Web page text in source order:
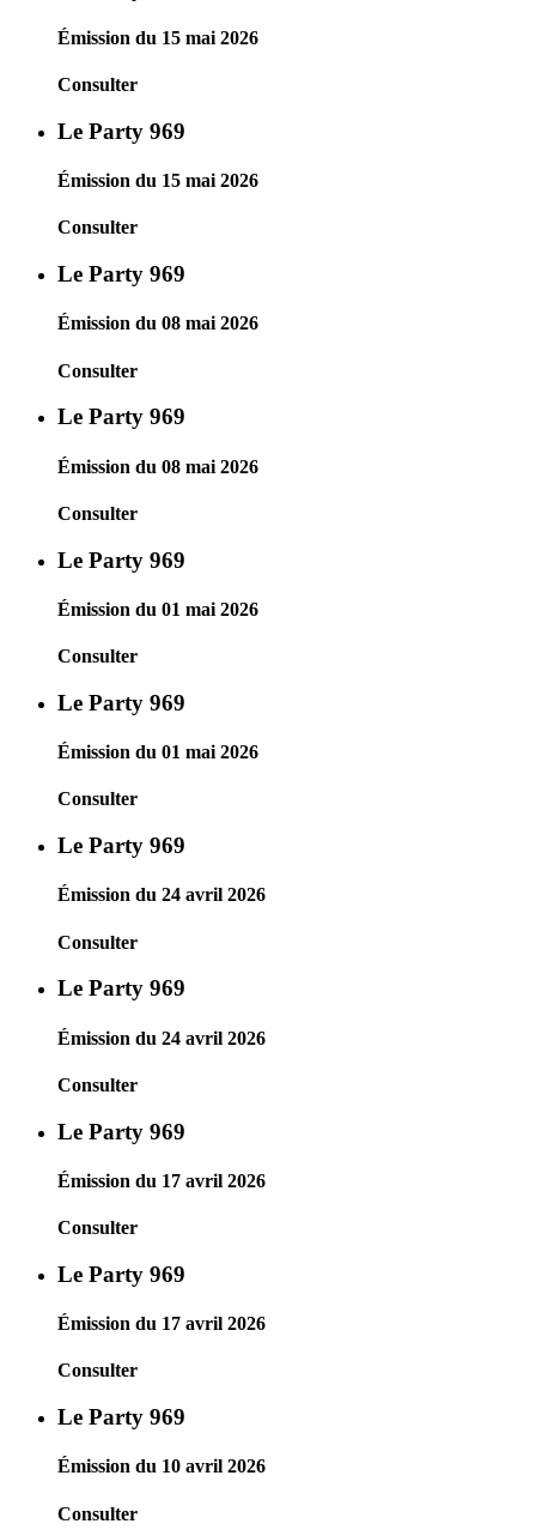
Émission du 15 mai 2026
Consulter
Le Party 969
Émission du 15 mai 2026
Consulter
Le Party 969
Émission du 08 mai 2026
Consulter
Le Party 969
Émission du 08 mai 2026
Consulter
Le Party 969
Émission du 01 mai 2026
Consulter
Le Party 969
Émission du 01 mai 2026
Consulter
Le Party 969
Émission du 24 avril 2026
Consulter
Le Party 969
Émission du 24 avril 2026
Consulter
Le Party 969
Émission du 17 avril 2026
Consulter
Le Party 969
Émission du 17 avril 2026
Consulter
Le Party 969
Émission du 10 avril 2026
Consulter